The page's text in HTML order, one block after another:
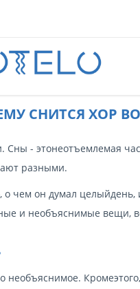
СНИТСЯ ХОР
Сны - этонеотъемлемая
разными.
о чем он думал
и необъяснимые вещи,
необъяснимое.